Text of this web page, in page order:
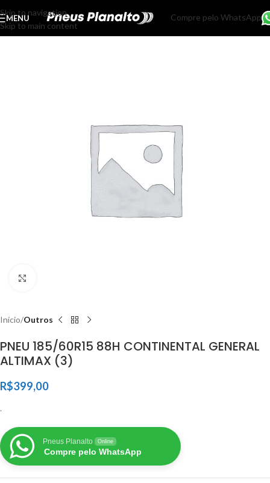
Skip to navigation
Skip to main content
MENU Compre pelo WhatsApp
Início Outros
PNEU 185/60R15 88H CONTINENTAL GENERAL
ALTIMAX (3)
R$399,00
.
Pneus Planalto Online
Compre pelo WhatsApp